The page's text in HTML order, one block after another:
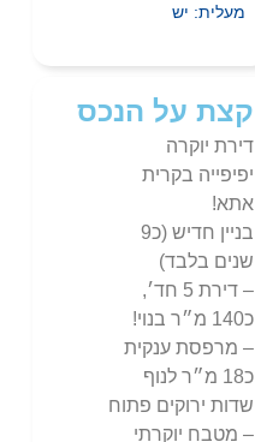
מעלית: יש
קצת על הנכס
דירת יוקרה
יפיפייה בקרית
אתא!
בניין חדיש (כ9
שנים בלבד)
– דירת 5 חד׳,
כ140 מ״ר בנוי!
– מרפסת ענקית
כ18 מ״ר לנוף
שדות ירוקים פתוח
– מטבח יוקרתי